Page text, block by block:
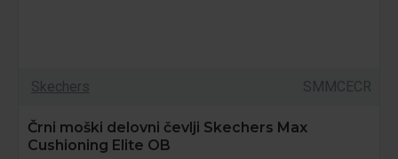
Skechers SMMCECR
Črni moški delovni čevlji Skechers Max
Cushioning Elite OB